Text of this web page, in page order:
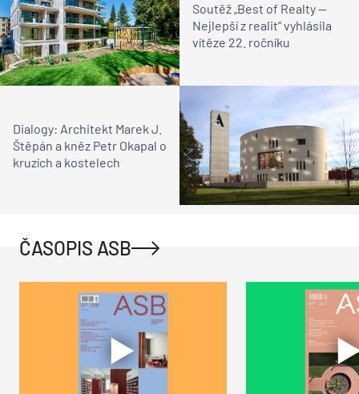
Soutěž „Best of Realty —
Nejlepší z realit“ vyhlásila
vítěze 22. ročníku
Dialogy: Architekt Marek J.
Štěpán a kněz Petr Okapal o
kruzích a kostelech
ČASOPIS ASB